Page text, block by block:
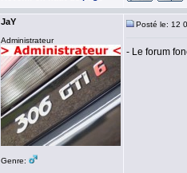
JaY
Administrateur
Genre:
Posté le: 12
- Le forum